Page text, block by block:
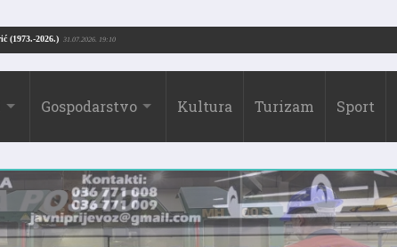
Drago Borić (1973.-2026.) 31.07.2026. 19:10
Gospodarstvo Kultura Turizam Sport